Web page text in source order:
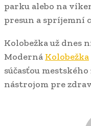
parku alebo na
presun a spríjemní
Kolobežka už dnes
Moderná Kolobežka
súčasťou
nástrojom pre